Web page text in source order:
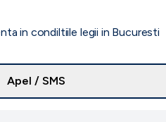
in condiltiile legii in Bucuresti
Apel / SMS